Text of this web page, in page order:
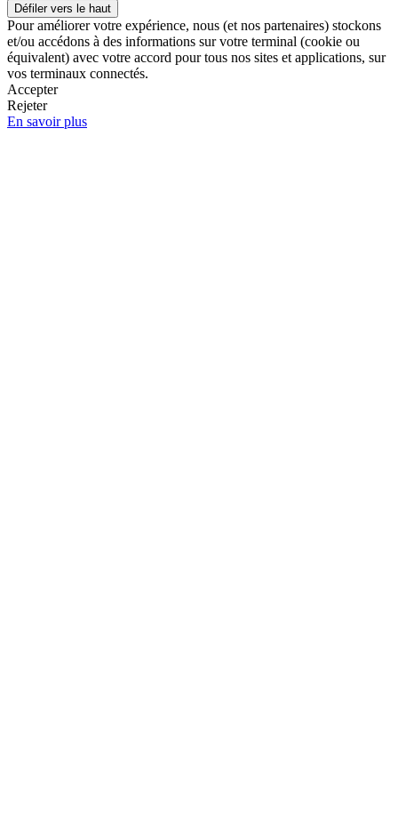
Défiler vers le haut
Pour améliorer votre expérience, nous (et nos partenaires) stockons
et/ou accédons à des informations sur votre terminal (cookie ou
équivalent) avec votre accord pour tous nos sites et applications, sur
vos terminaux connectés.
Accepter
Rejeter
En savoir plus